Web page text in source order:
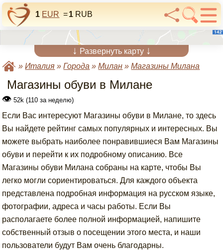
1 EUR =1 RUB
↓ Развернуть карту ↓
»Италия »Города »Милан »Магазины Милана
Магазины обуви в Милане
👁 52k (110 за неделю)
Если Вас интересуют Магазины обуви в Милане, то здесь
Вы найдете рейтинг самых популярных и интересных. Вы
можете выбрать наиболее понравившиеся Вам Магазины
обуви и перейти к их подробному описанию. Все
Магазины обуви Милана собраны на карте, чтобы Вы
легко могли сориентироваться. Для каждого объекта
представлена подробная информация на русском языке,
фотографии, адреса и часы работы. Если Вы
располагаете более полной информацией, напишите
собственный отзыв о посещении этого места, и наши
пользователи будут Вам очень благодарны.